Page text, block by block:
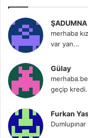
merhaba
var yan...
Gülay
geçip
Furkan